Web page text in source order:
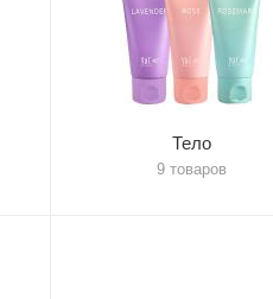
Тело
9 товаров